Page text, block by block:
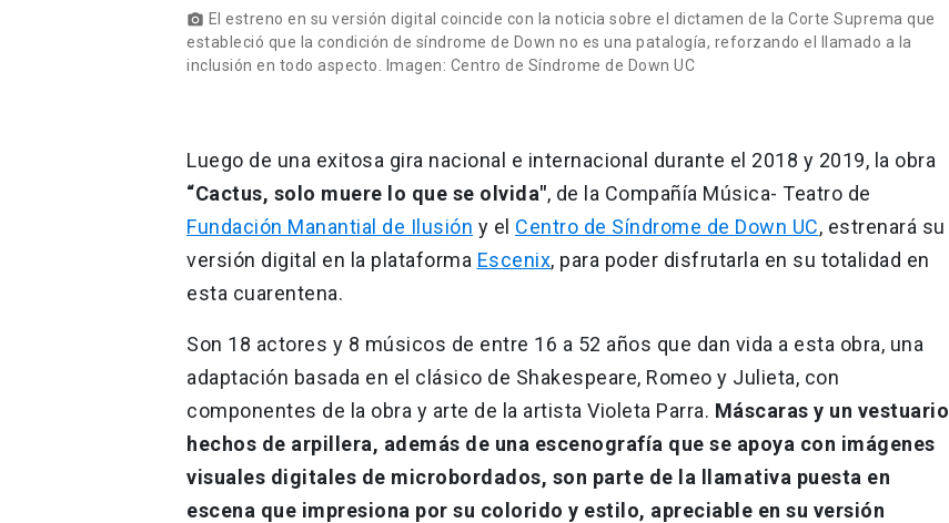
photo_camera El estreno en su versión digital coincide con la noticia sobre el dictamen de la Corte Suprema que
estableció que la condición de síndrome de Down no es una patalogía, reforzando el llamado a la
inclusión en todo aspecto. Imagen: Centro de Síndrome de Down UC
Luego de una exitosa gira nacional e internacional durante el 2018 y 2019, la obra
“Cactus, solo muere lo que se olvida", de la Compañía Música- Teatro de
Fundación Manantial de Ilusión y el Centro de Síndrome de Down UC, estrenará su
versión digital en la plataforma Escenix, para poder disfrutarla en su totalidad en
esta cuarentena.
Son 18 actores y 8 músicos de entre 16 a 52 años que dan vida a esta obra, una
adaptación basada en el clásico de Shakespeare, Romeo y Julieta, con
componentes de la obra y arte de la artista Violeta Parra. Máscaras y un vestuario
hechos de arpillera, además de una escenografía que se apoya con imágenes
visuales digitales de microbordados, son parte de la llamativa puesta en
escena que impresiona por su colorido y estilo, apreciable en su versión